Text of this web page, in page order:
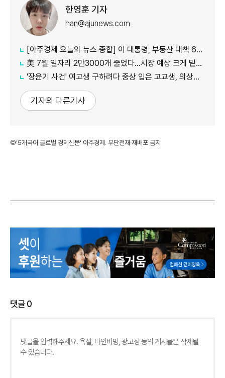
한영훈 기자
han@ajunews.com
[아주경제 오늘의 뉴스 종합] 이 대통령, 부동산 대책 6시간 점검…"기존 방식 벗어나 과감히 실행" 外
美 7월 일자리 2만3000개 줄었다…시장 예상 크게 밑돈 '고용 쇼크'
'장윤기 사건' 여고생 구하려다 중상 입은 고교생, 의상자 인정
기자의 다른기사
©'5개국어 글로벌 경제신문' 아주경제. 무단전재·재배포 금지
댓글0